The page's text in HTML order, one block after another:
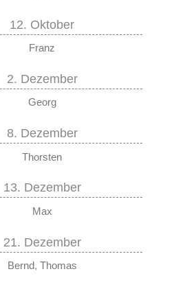
12. Oktober
Franz
2. Dezember
Georg
8. Dezember
Thorsten
13. Dezember
Max
21. Dezember
Bernd, Thomas